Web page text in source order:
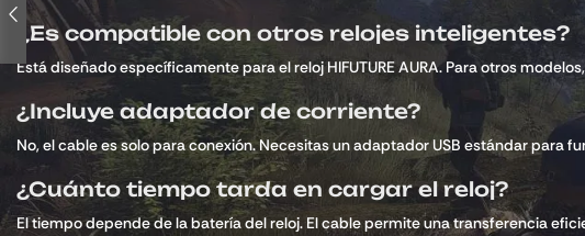
¿Es compatible con otros relojes inteligentes?
Está diseñado específicamente para el reloj HIFUTURE AURA. Para otros
¿Incluye adaptador de corriente?
No, el cable es solo para conexión. Necesitas un adaptador USB estándar para
¿Cuánto tiempo tarda en cargar el reloj?
El tiempo depende de la batería del reloj. El cable permite una transferencia